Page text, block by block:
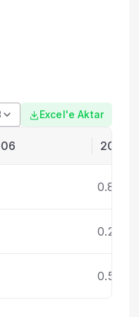
Excel'e Aktar
2025-
0.87
0.25
0.55